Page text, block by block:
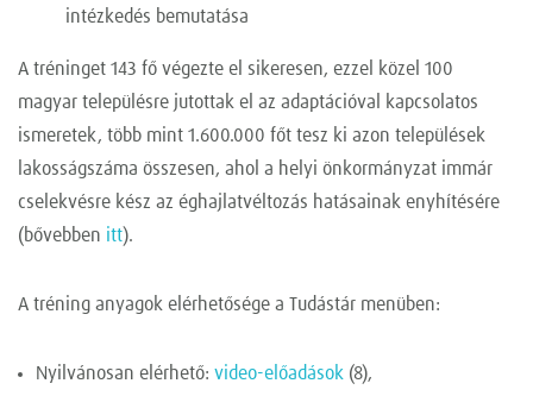
intézkedés bemutatása
A tréninget 143 fő végezte el sikeresen, ezzel közel 100
magyar településre jutottak el az adaptációval kapcsolatos
ismeretek, több mint 1.600.000 főt tesz ki azon települések
lakosságszáma összesen, ahol a helyi önkormányzat immár
cselekvésre kész az éghajlatvéltozás hatásainak enyhítésére
(bővebben itt).
A tréning anyagok elérhetősége a Tudástár menüben:
Nyilvánosan elérhető: video-előadások (8),